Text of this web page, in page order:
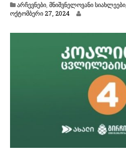
არჩევნები მნიშვნელოვანი სიახლეები
ოქტომბერი 27, 2024ო
მ
ბ
ე
2